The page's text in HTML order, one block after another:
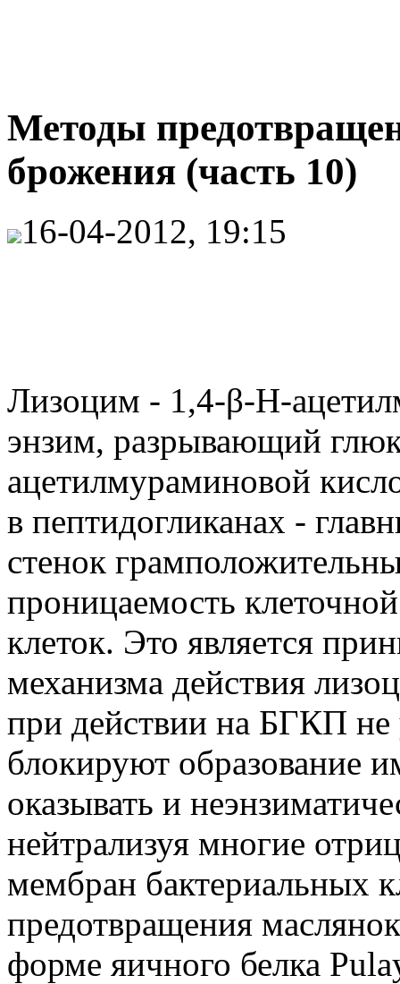
Методы
брожения (часть 10)
16-04-2012, 19:15
Лизоцим - 1,4-β-Н-
энзим, разрывающий
ацетилмураминовой
в пептидогликанах -
стенок
проницаемость
клеток. Это является
механизма действия
при действии на БГКП не
блокируют образование
оказывать и
нейтрализуя многие
мембран бактериальных
предотвращения
форме яичного белка